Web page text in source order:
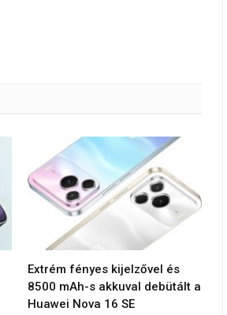
Extrém fényes kijelzővel és
8500 mAh-s akkuval debütált a
Huawei Nova 16 SE